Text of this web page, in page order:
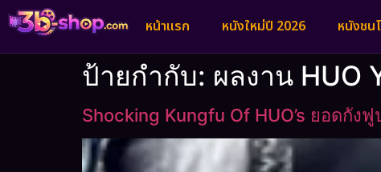
หน้าแรก หนังใหม่ปี 2026 หนังชน
ป้ายกำกับ: ผลงาน HUO
Shocking Kungfu Of HUO’s ยอดกัง